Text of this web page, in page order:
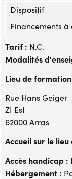
Dispositif
Financements
Tarif : N.C.
Modalités
Lieu de formation
Rue Hans Geiger
ZI Est
62000 Arras
Accueil sur le
Accès handicap :
Hébergement :